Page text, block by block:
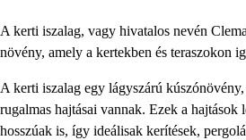
A kerti iszalag, vagy hivatalos nevén
növény, amely a kertekben és teraszokon
A kerti iszalag egy lágyszárú
rugalmas hajtásai vannak. Ezek a hajtások
hosszúak is, így ideálisak kerítések,